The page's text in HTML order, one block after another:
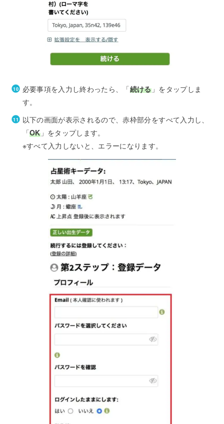
必要事項を入力し終わったら、「続ける」をタップしま
す。
以下の画面が表示されるので、赤枠部分をすべて入力し、
「OK」をタップします。
※すべて入力しないと、エラーになります。